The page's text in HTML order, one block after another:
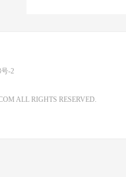
号-2
ALL RIGHTS RESERVED.